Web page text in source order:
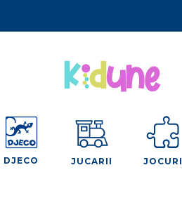
DJECO JUCARII JOCURI